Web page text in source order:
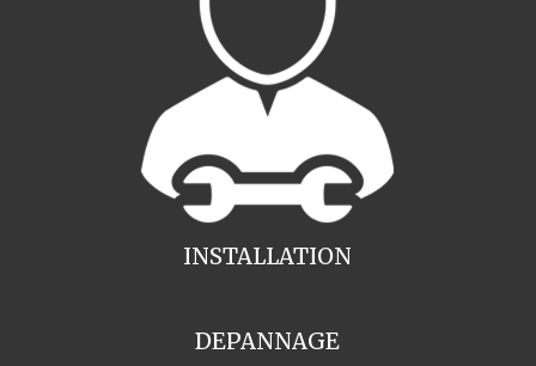
INSTALLATION
DEPANNAGE